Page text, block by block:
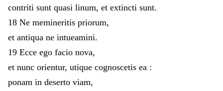
contriti sunt quasi linum, et extincti sunt.
18 Ne memineritis priorum,
et antiqua ne intueamini.
19 Ecce ego facio nova,
et nunc orientur, utique cognoscetis ea :
ponam in deserto viam,